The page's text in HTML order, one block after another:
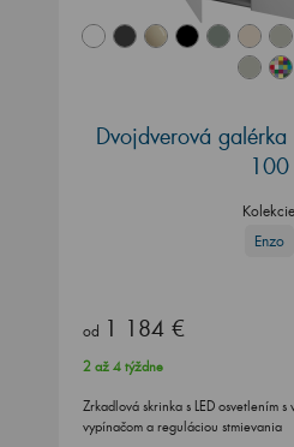
Dvojdverová
100
Kolekcie
Enzo
od 1 184 €
2 až 4 týždne
Zrkadlová skrinka s LED osvetlením
vypínačom a reguláciou stmievania